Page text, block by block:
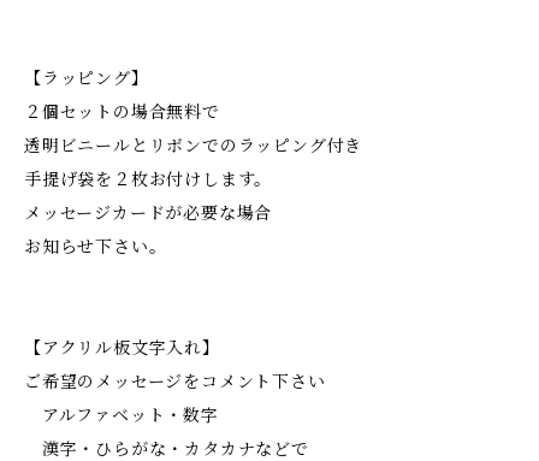
【ラッピング】
２個セットの場合無料で
透明ビニールとリボンでのラッピング付き
手提げ袋を２枚お付けします。
メッセージカードが必要な場合
お知らせ下さい。
【アクリル板文字入れ】
ご希望のメッセージをコメント下さい
アルファベット・数字
漢字・ひらがな・カタカナなどで